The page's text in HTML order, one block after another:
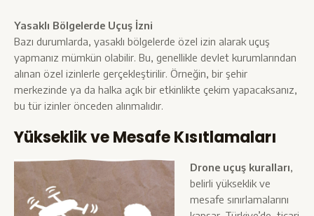
Yasaklı Bölgelerde Uçuş İzni
Bazı durumlarda, yasaklı bölgelerde özel izin alarak uçuş
yapmanız mümkün olabilir. Bu, genellikle devlet kurumlarından
alınan özel izinlerle gerçekleştirilir. Örneğin, bir şehir
merkezinde ya da halka açık bir etkinlikte çekim yapacaksanız,
bu tür izinler önceden alınmalıdır.
Yükseklik ve Mesafe Kısıtlamaları
Drone uçuş kuralları,
belirli yükseklik ve
mesafe sınırlamalarını